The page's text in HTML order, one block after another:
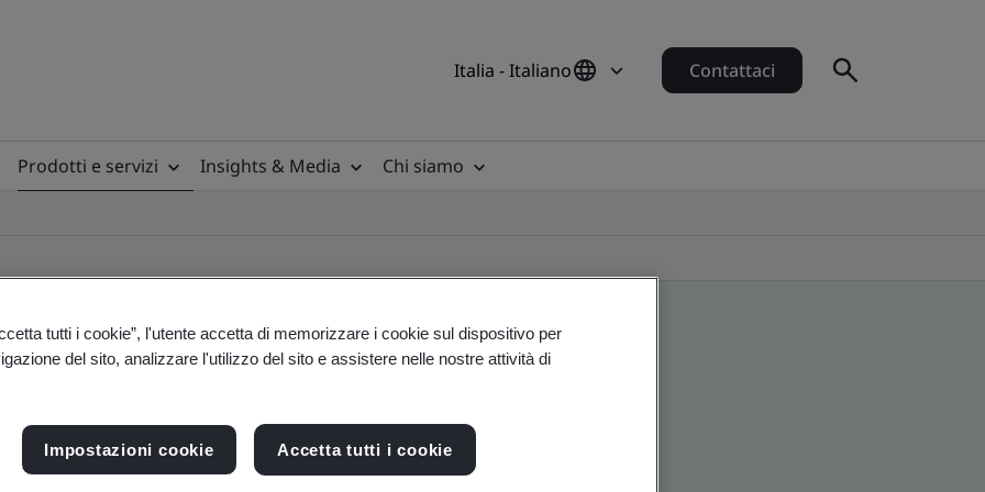
Italia - Italiano Contattaci
Prodotti e servizi Insights & Media
Chi siamo
- Validation and Verification
tutti i cookie”, l'utente accetta di memorizzare i cookie sul dispositivo per
del sito, analizzare l'utilizzo del sito e assistere nelle nostre attività di
Impostazioni cookie Accetta tutti i cookie